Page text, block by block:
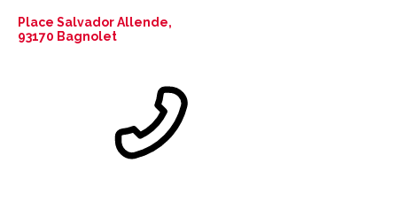
Place Salvador Allende,
93170 Bagnolet